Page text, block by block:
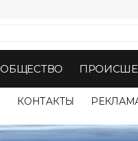
ОБЩЕСТВО
КОНТАКТЫ